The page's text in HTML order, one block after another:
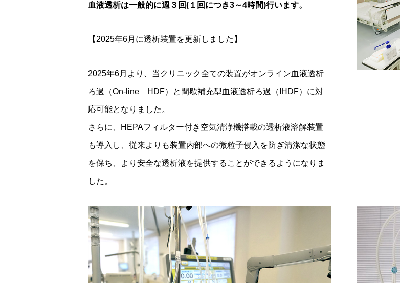
血液透析は一般的に週３回(１回につき3～4時間)行います。
【2025年6月に透析装置を更新しました】
2025年6月より、当クリニック全ての装置がオンライン血液透析
ろ過（On-line HDF）と間歇補充型血液透析ろ過（IHDF）に対
応可能となり ました。
さらに、HEPAフィルター付き空気清浄機搭載の透析液溶解装置
も導入し、 従来よりも装置内部への微粒子侵入を防ぎ清潔な状態
を保ち、より 安全な透析液を提供することができるようになりま
した。